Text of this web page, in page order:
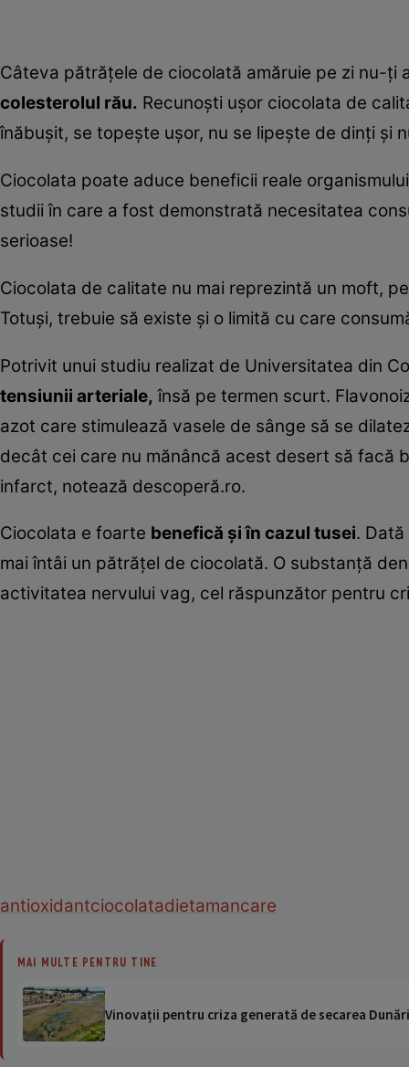
Câteva pătrăţele de ciocolată amăruie pe zi nu-
colesterolul rău. Recunoşti uşor ciocolata de
înăbuşit, se topeşte uşor, nu se lipeşte de dinţi şi
Ciocolata poate aduce beneficii reale
studii în care a fost demonstrată necesitatea
serioase!
Ciocolata de calitate nu mai reprezintă un moft,
Totuşi, trebuie să existe şi o limită cu care
Potrivit unui studiu realizat de Universitatea din
tensiunii arteriale, însă pe termen scurt.
azot care stimulează vasele de sânge să se
decât cei care nu mănâncă acest desert să facă
infarct, notează descoperă.ro.
Ciocolata e foarte benefică şi în cazul tusei.
mai întâi un pătrăţel de ciocolată. O substanţă
activitatea nervului vag, cel răspunzător pentru
antioxidantciocolatadietamancare
MAI MULTE PENTRU TINE
Vinovații pentru criza generată de secarea